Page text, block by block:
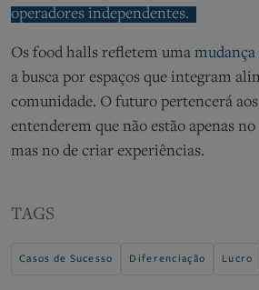
operadores independentes.
Os food halls refletem uma
a busca por espaços que integram
comunidade. O futuro pertencerá
entenderem que não estão apenas
mas no de criar experiências.
TAGS
Casos de Sucesso Diferenciação Lucro